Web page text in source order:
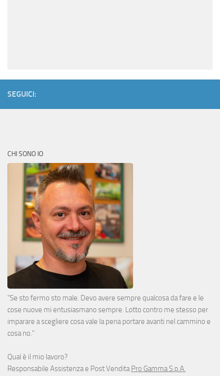
SEGUICI:
CHI SONO IO
"Se sto fermo sto male. Devo avere sempre qualcosa da fare e le
cose nuove mi entusiasmano sempre. Lotto contro me stesso per
imparare a scegliere cosa vale la pena portare avanti nel cammino e
cosa no."
Qual è il mio lavoro?
Responsabile Assistenza e Post VenditaPro Gamma S.p.A.